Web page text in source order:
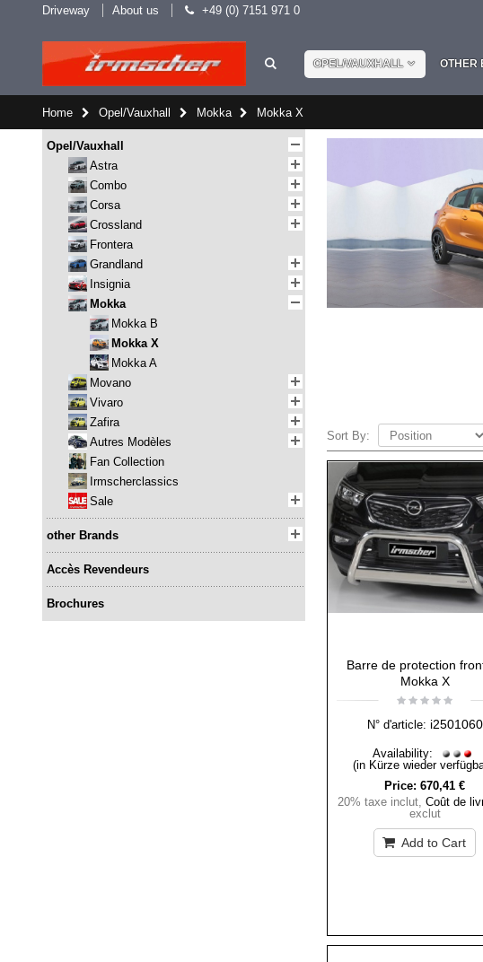
Driveway About us +49 (0) 7151 971 0
OPEL/VAUXHALL OTHER
Home Opel/Vauxhall Mokka Mokka X
Sort By:
Barre de protection
Mokka X
N° d'article: i2501060
Availability:
(in Kürze wieder
Price: 670,41 €
20% taxe inclut, Coût de
exclut
Add to Cart
Opel/Vauxhall
Astra
Combo
Corsa
Crossland
Frontera
Grandland
Insignia
Mokka
Mokka B
Mokka X
Mokka A
Movano
Vivaro
Zafira
Autres Modèles
Fan Collection
Irmscherclassics
Sale
other Brands
Accès Revendeurs
Brochures